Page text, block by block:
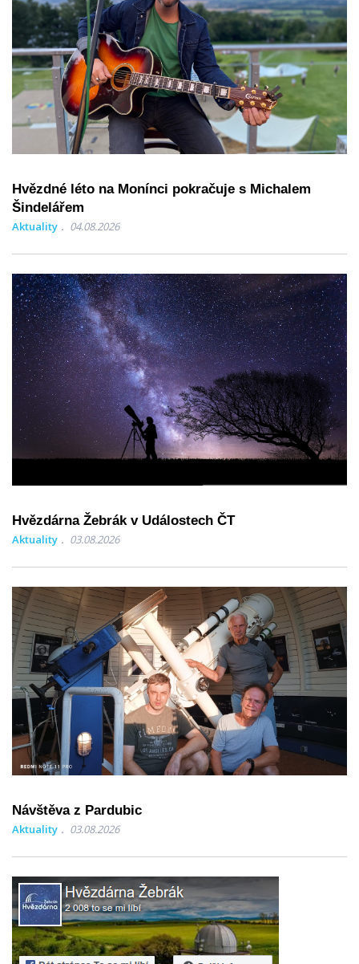
Hvězdné léto na Monínci pokračuje s Michalem
Šindelářem
Aktuality 04.08.2026
Hvězdárna Žebrák v Událostech ČT
Aktuality 03.08.2026
Návštěva z Pardubic
Aktuality 03.08.2026